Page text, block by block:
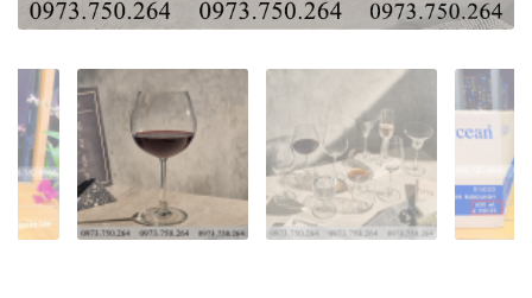
Rượu Vang Nhập Khẩu
Giới thiệu
Kiến thức
Liên hệ